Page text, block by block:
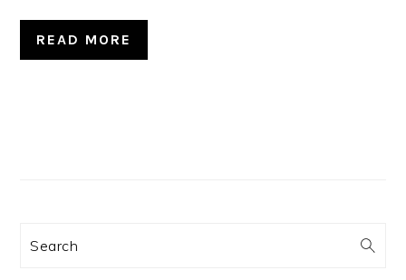
READ MORE
訊
Search